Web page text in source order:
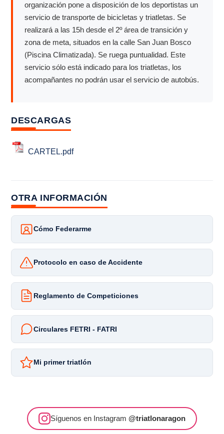
organización pone a disposición de los deportistas un
servicio de transporte de bicicletas y triatletas. Se
realizará a las 15h desde el 2º área de transición y
zona de meta, situados en la calle San Juan Bosco
(Piscina Climatizada). Se ruega puntualidad. Este
servicio sólo está indicado para los triatletas, los
acompañantes no podrán usar el servicio de autobús.
DESCARGAS
CARTEL.pdf
OTRA INFORMACIÓN
Cómo Federarme
Protocolo en caso de Accidente
Reglamento de Competiciones
Circulares FETRI - FATRI
Mi primer triatlón
Síguenos en Instagram @triatlonaragon